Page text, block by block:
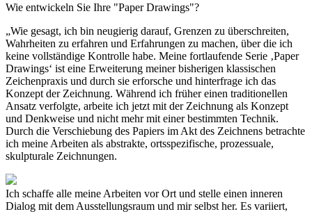
Wie entwickeln Sie Ihre "Paper Drawings"?
„Wie gesagt, ich bin neugierig darauf, Grenzen zu über­schreiten,
Wahrheiten zu erfahren und Erfahrungen zu ma­chen, über die ich
keine vollständige Kontrolle habe. Meine fortlaufende Serie ‚Paper
Drawings‘ ist eine Erweiterung meiner bisherigen klassischen
Zeichenpraxis und durch sie erforsche und hinterfrage ich das
Konzept der Zeichnung. Während ich früher einen traditionellen
Ansatz verfolgte, arbeite ich jetzt mit der Zeichnung als Konzept
und Denk­weise und nicht mehr mit einer bestimmten Technik.
Durch die Verschiebung des Papiers im Akt des Zeichnens be­trachte
ich meine Arbeiten als abstrakte, ortsspezifische, prozessuale,
skulpturale Zeichnungen.
Ich schaffe alle meine Arbeiten vor Ort und stelle einen in­neren
Dialog mit dem Ausstellungsraum und mir selbst her. Es variiert,